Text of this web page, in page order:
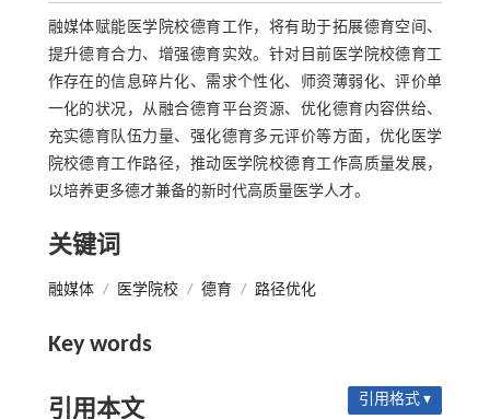
融媒体赋能医学院校德育工作，将有助于拓展德育空间、
提升德育合力、增强德育实效。针对目前医学院校德育工
作存在的信息碎片化、需求个性化、师资薄弱化、评价单
一化的状况，从融合德育平台资源、优化德育内容供给、
充实德育队伍力量、强化德育多元评价等方面，优化医学
院校德育工作路径，推动医学院校德育工作高质量发展，
以培养更多德才兼备的新时代高质量医学人才。
关键词
融媒体 / 医学院校 / 德育 / 路径优化
Key words
引用本文 引用格式 ▾